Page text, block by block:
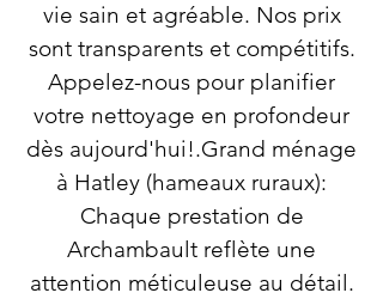
vie sain et agréable. Nos prix
sont transparents et compétitifs.
Appelez-nous pour planifier
votre nettoyage en profondeur
dès aujourd'hui!.Grand ménage
à Hatley (hameaux ruraux):
Chaque prestation de
Archambault reflète une
attention méticuleuse au détail.